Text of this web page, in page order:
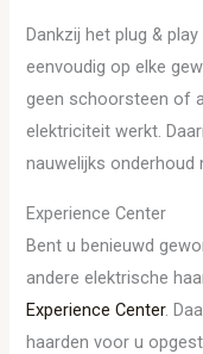
Dankzij het plug &
eenvoudig op elke
geen schoorsteen of
elektriciteit werkt.
nauwelijks onderhoud
Experience Center
Bent u benieuwd
andere elektrische
Experience Center.
haarden voor u